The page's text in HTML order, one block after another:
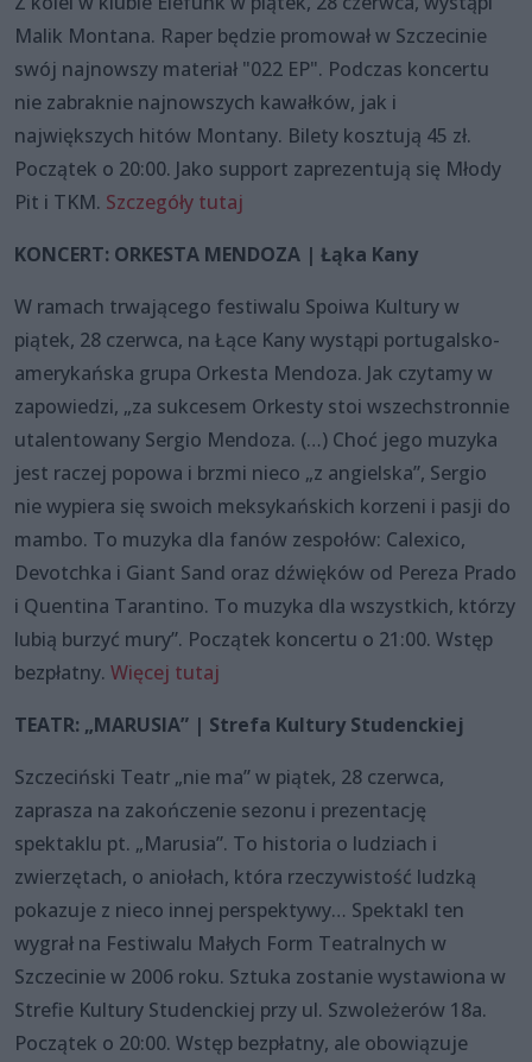
Malik Montana. Raper będzie promował w Szczecinie
swój najnowszy materiał "022 EP". Podczas koncertu
nie zabraknie najnowszych kawałków, jak i
największych hitów Montany. Bilety kosztują 45 zł.
Początek o 20:00. Jako support zaprezentują się Młody
Pit i TKM. Szczegóły tutaj
KONCERT: ORKESTA MENDOZA | Łąka Kany
W ramach trwającego festiwalu Spoiwa Kultury w
piątek, 28 czerwca, na Łące Kany wystąpi portugalsko-
amerykańska grupa Orkesta Mendoza. Jak czytamy w
zapowiedzi, „za sukcesem Orkesty stoi wszechstronnie
utalentowany Sergio Mendoza. (…) Choć jego muzyka
jest raczej popowa i brzmi nieco „z angielska”, Sergio
nie wypiera się swoich meksykańskich korzeni i pasji do
mambo. To muzyka dla fanów zespołów: Calexico,
Devotchka i Giant Sand oraz dźwięków od Pereza Prado
i Quentina Tarantino. To muzyka dla wszystkich, którzy
lubią burzyć mury”. Początek koncertu o 21:00. Wstęp
bezpłatny. Więcej tutaj
TEATR: „MARUSIA” | Strefa Kultury Studenckiej
Szczeciński Teatr „nie ma” w piątek, 28 czerwca,
zaprasza na zakończenie sezonu i prezentację
spektaklu pt. „Marusia”. To historia o ludziach i
zwierzętach, o aniołach, która rzeczywistość ludzką
pokazuje z nieco innej perspektywy… Spektakl ten
wygrał na Festiwalu Małych Form Teatralnych w
Szczecinie w 2006 roku. Sztuka zostanie wystawiona w
Strefie Kultury Studenckiej przy ul. Szwoleżerów 18a.
Początek o 20:00. Wstęp bezpłatny, ale obowiązuje